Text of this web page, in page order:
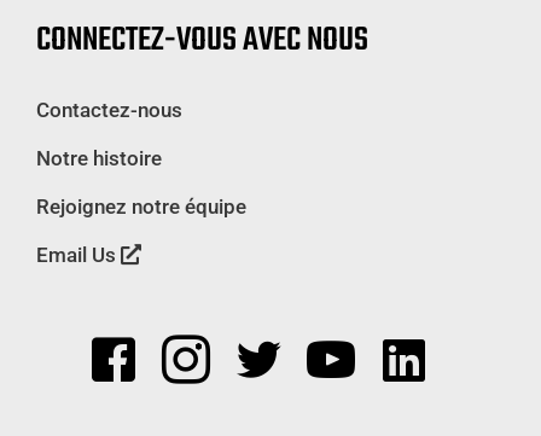
CONNECTEZ-VOUS AVEC NOUS
Contactez-nous
Notre histoire
Rejoignez notre équipe
Email Us